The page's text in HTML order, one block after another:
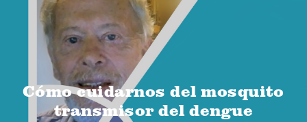
Cómo cuidarnos del mosquito
transmisor del dengue